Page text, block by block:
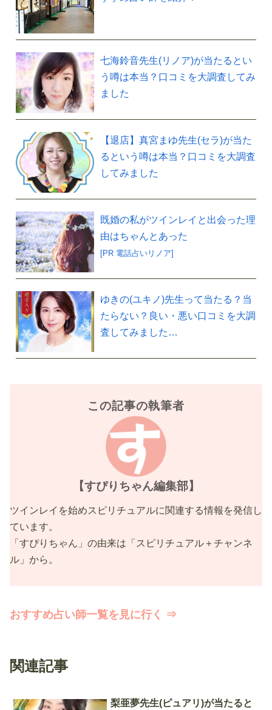
七海鈴音先生(リノア)が当たるとい
う噂は本当？口コミを大調査してみ
ました
【退店】真宮まゆ先生(セラ)が当た
るという噂は本当？口コミを大調査
してみました
既婚の私がツインレイと出会った理
由はちゃんとあった
[PR 電話占いリノア]
ゆきの(ユキノ)先生って当たる？当
たらない？良い・悪い口コミを大調
査してみました…
この記事の執筆者
【すぴりちゃん編集部】
ツインレイを始めスピリチュアルに関連する情報を発信し
ています。
「すぴりちゃん」の由来は「スピリチュアル＋チャンネ
ル」から。
おすすめ占い師一覧を見に行く ⇒
関連記事
梨亜夢先生(ピュアリ)が当たると